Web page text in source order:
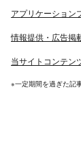
アプリケーション
情報提供・広告掲
当サイトコンテン
※一定期間を過ぎた記